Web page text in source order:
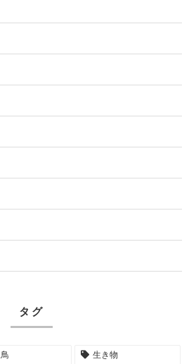
タグ
鳥 生き物